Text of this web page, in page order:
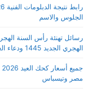
الجلوس والاسم
الهجري الجديد 1445 ودعاء العام الجديد
مصر وتيسباس